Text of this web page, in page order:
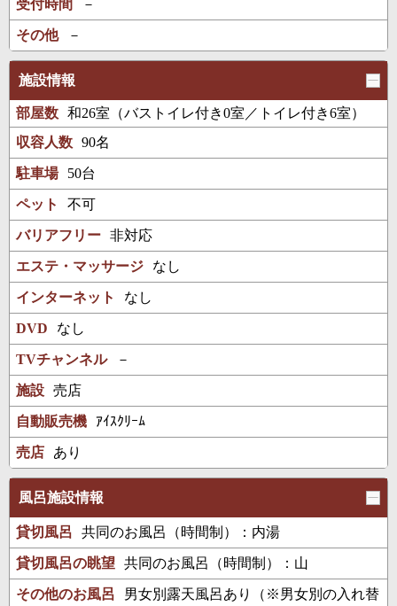
受付時間 －
その他 －
施設情報
部屋数 和26室（バストイレ付き0室／トイレ付き6室）
収容人数 90名
駐車場 50台
ペット 不可
バリアフリー 非対応
エステ・マッサージ なし
インターネット なし
DVD なし
TVチャンネル －
施設 売店
自動販売機 ｱｲｽｸﾘｰﾑ
売店 あり
風呂施設情報
貸切風呂 共同のお風呂（時間制）：内湯
貸切風呂の眺望 共同のお風呂（時間制）：山
その他のお風呂
男女別露天風呂あり（※男女別の入れ替